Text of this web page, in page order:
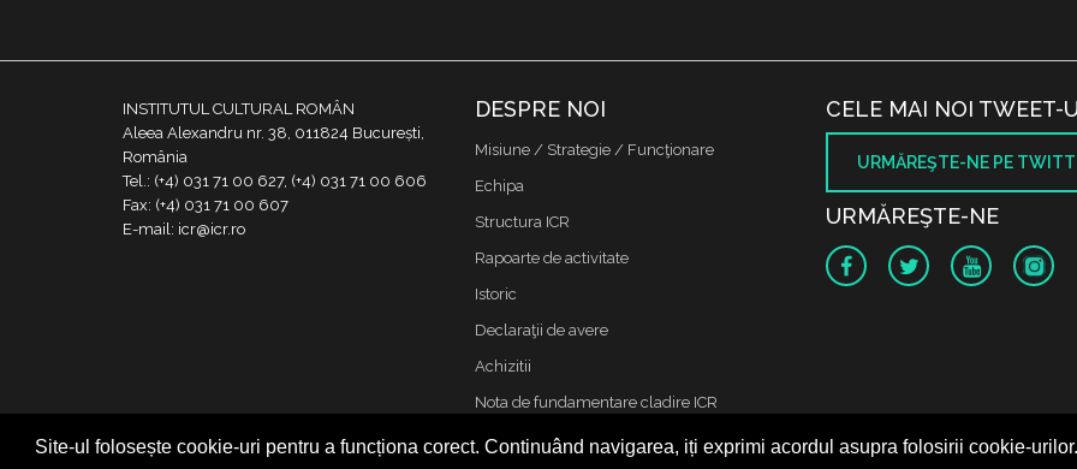
Site-ul folosește cookie-uri pentru a funcționa corect. Continuând navigarea, iți exprimi acordul asupra folosirii cookie-urilor.
INSTITUTUL CULTURAL ROMÂN
Aleea Alexandru nr. 38, 011824 București,
România
Tel.: (+4) 031 71 00 627, (+4) 031 71 00 606
Fax: (+4) 031 71 00 607
E-mail: icr@icr.ro
DESPRE NOI
Misiune / Strategie / Funcţionare
Echipa
Structura ICR
Rapoarte de activitate
Istoric
Declaraţii de avere
Achizitii
Nota de fundamentare cladire ICR
Contact
CELE MAI NOI TWEET-
URMĂREŞTE-NE PE
URMĂREŞTE-NE